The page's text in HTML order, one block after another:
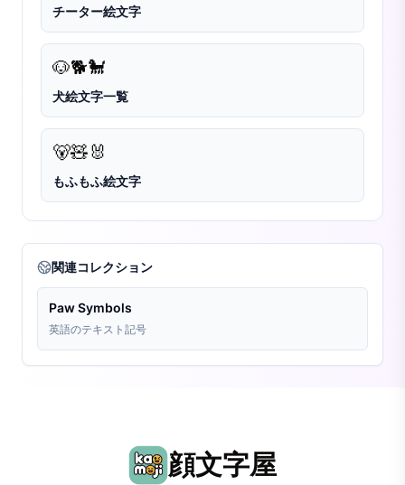
チーター絵文字
🐶🐕🐩
犬絵文字一覧
🐻🧸🐰
もふもふ絵文字
関連コレクション
Paw Symbols
英語のテキスト記号
顔文字屋